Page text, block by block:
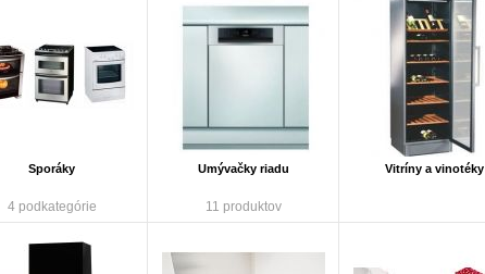
Sporáky
4 podkategórie
Umývačky riadu
11 produktov
Vitríny a vinotéky